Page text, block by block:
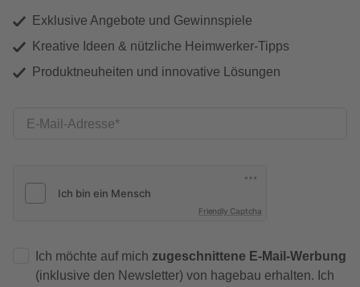
Exklusive Angebote und Gewinnspiele
Kreative Ideen & nützliche Heimwerker-Tipps
Produktneuheiten und innovative Lösungen
E-Mail-Adresse
Friendly Captcha
Ich möchte auf mich zugeschnittene E-Mail-Werbung
(inklusive den Newsletter) von hagebau erhalten. Ich